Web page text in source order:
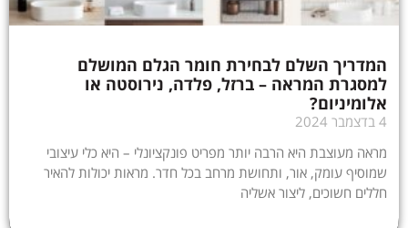
המדריך השלם לבחירת חומר הגלם המושלם
למסגרת המראה – ברזל, פלדה, נירוסטה או
אלומיניום?
4 בדצמבר 2024
מראה מעוצבת היא הרבה יותר מפריט פונקציונלי – היא כלי עיצובי
שמוסיף עומק, אור, ותחושת מרחב בכל חדר. מראות יכולות להאיר
חללים חשוכים, ליצור אשליה